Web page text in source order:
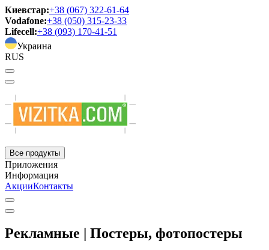
Киевстар:+38 (067) 322-61-64
Vodafone:+38 (050) 315-23-33
Lifecell:+38 (093) 170-41-51
Украина
RUS
Все продукты
Приложения
Информация
АкцииКонтакты
Рекламные | Постеры, фотопостеры